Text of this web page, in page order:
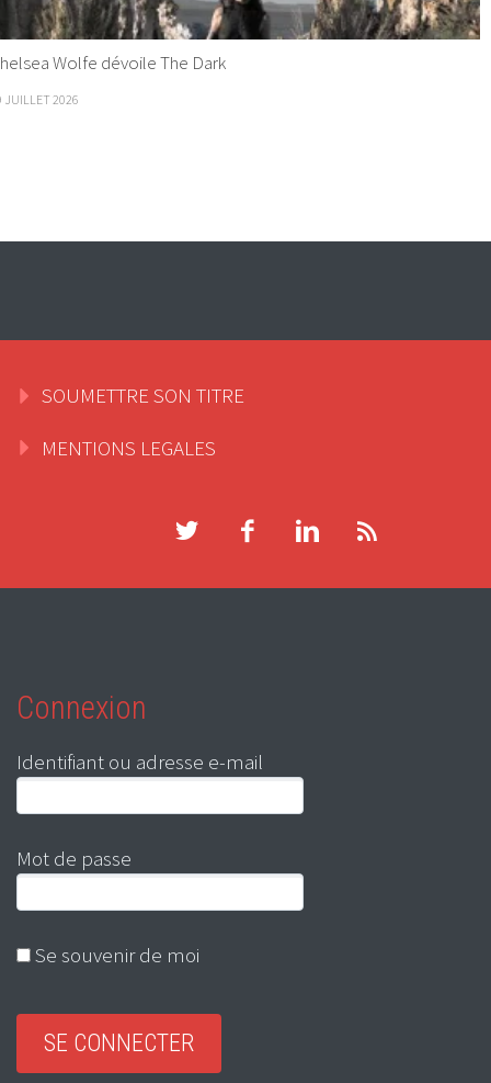
Wolfe dévoile The Dark
JUILLET 2026
SOUMETTRE SON TITRE
MENTIONS LEGALES
Connexion
Identifiant ou adresse e-mail
Mot de passe
Se souvenir de moi